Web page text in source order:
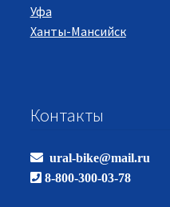
Уфа
Ханты-Мансийск
Контакты
ural-bike@mail.ru
8-800-300-03-78